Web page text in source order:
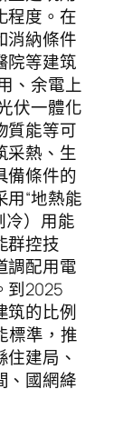
程度。在
消納條件
院等建筑
、余電上
伏一體化
質能等可
采熱、生
備條件的
“地熱能
冷）用能
群控技
調配用電
到2025
筑的比例
標準，推
建局、
、國網絳